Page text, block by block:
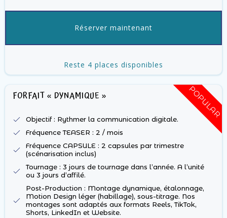
Réserver maintenant
Reste 4 places disponibles
POPULAR
FORFAIT « DYNAMIQUE »
Objectif : Rythmer la communication digitale.
Fréquence TEASER : 2 / mois
Fréquence CAPSULE : 2 capsules par trimestre
(scénarisation inclus)
Tournage : 3 jours de tournage dans l’année. A l’unité
ou 3 jours d’affilé.
Post-Production : Montage dynamique, étalonnage,
Motion Design léger (habillage), sous-titrage. Nos
montages sont adaptés aux formats Reels, TikTok,
Shorts, LinkedIn et Website.